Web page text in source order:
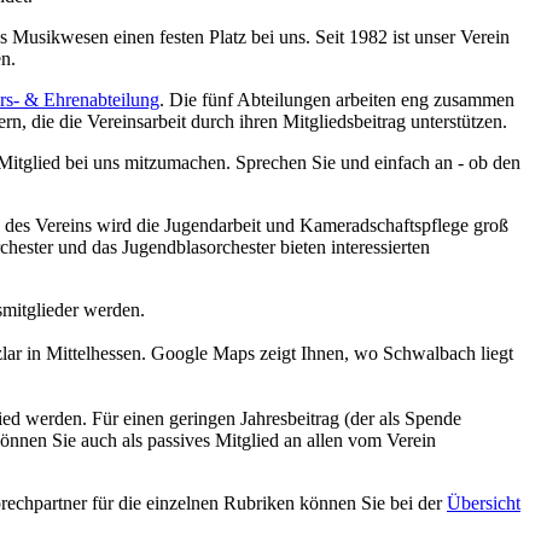
einen festen Platz bei uns. Seit 1982 ist unser Verein
& Ehrenabteilung. Die fünf Abteilungen arbeiten eng zusammen
die die Vereinsarbeit durch ihren Mitgliedsbeitrag unterstützen.
bei uns mitzumachen. Sprechen Sie und einfach an - ob den
Vereins wird die Jugendarbeit und Kameradschaftspflege groß
und das Jugendblasorchester bieten interessierten
werden.
in Mittelhessen. Google Maps zeigt Ihnen, wo Schwalbach liegt
werden. Für einen geringen Jahresbeitrag (der als Spende
Sie auch als passives Mitglied an allen vom Verein
für die einzelnen Rubriken können Sie bei derÜbersicht